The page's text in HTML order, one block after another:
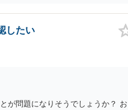
の交渉で相手方が認めれば負担さ
費用が認められる場合と認められ
したい
が問題になりそうでしょうか？ お